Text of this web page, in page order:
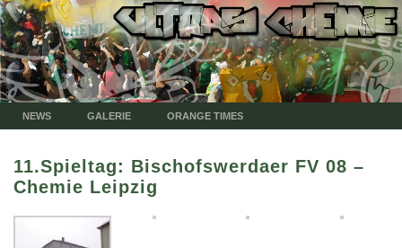
NEWS GALERIE ORANGE TIMES
11.Spieltag: Bischofswerdaer FV 08 –
Chemie Leipzig